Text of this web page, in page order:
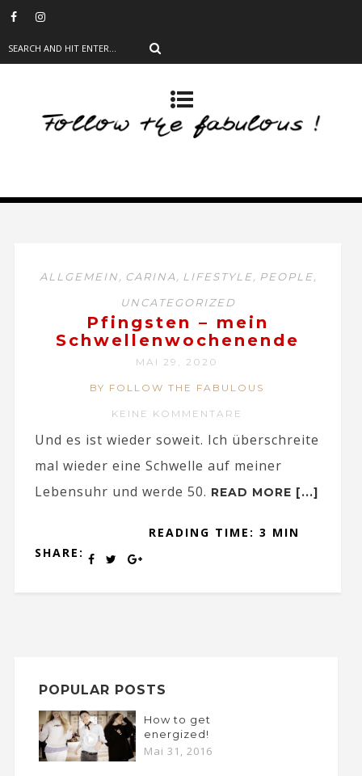
ALLGEMEIN, CARINA, LIFESTYLE, PEOPLE,
UNCATEGORIZED
Pfingsten – mein
Schwellenwochenende
MAI 29, 2020
BY FOLLOW THE FABULOUS
KEINE KOMMENTARE
Und es ist wieder soweit. Ich überschreite
mal wieder eine Schwelle auf meiner
Lebensuhr und werde 50. READ MORE [...]
SHARE:
READING TIME: 3 MIN
POPULAR POSTS
How to get
energized!
Mai 31, 2016